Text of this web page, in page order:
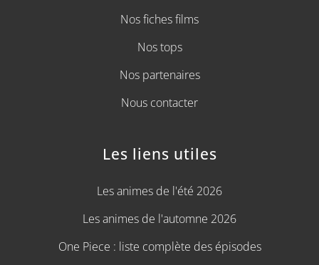
Nos fiches films
Nos tops
Nos partenaires
Nous contacter
Les liens utiles
Les animes de l'été 2026
Les animes de l'automne 2026
One Piece : liste complète des épisodes